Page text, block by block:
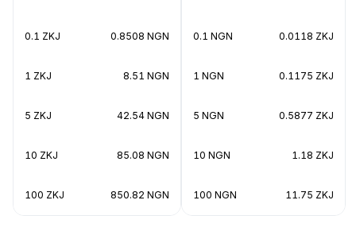
0.1 ZKJ 0.8508 NGN
1 ZKJ 8.51 NGN
5 ZKJ 42.54 NGN
10 ZKJ 85.08 NGN
100 ZKJ 850.82 NGN
0.1 NGN 0.0118 ZKJ
1 NGN 0.1175 ZKJ
5 NGN 0.5877 ZKJ
10 NGN 1.18 ZKJ
100 NGN 11.75 ZKJ